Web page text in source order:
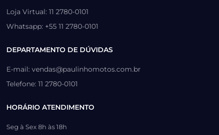
Loja Virtual: 11 2780-0101
Whatsapp: +55 11 2780-0101
DEPARTAMENTO DE DÚVIDAS
E-mail: vendas@paulinhomotos.com.br
Telefone: 11 2780-0101
HORÁRIO ATENDIMENTO
Seg à Sex 8h às 18h